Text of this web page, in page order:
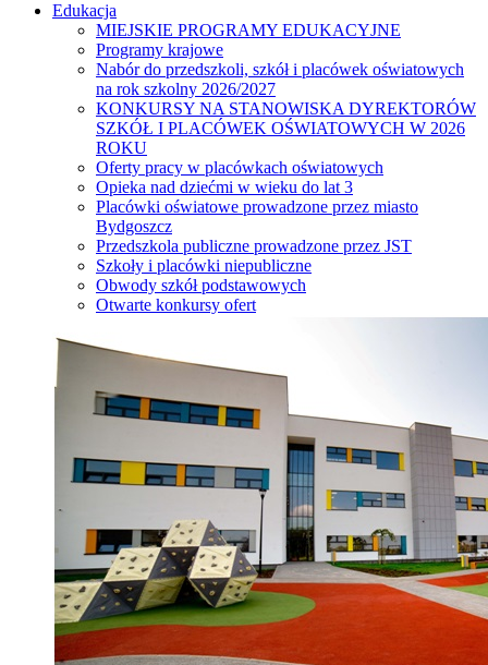
Edukacja
MIEJSKIE PROGRAMY EDUKACYJNE
Programy krajowe
Nabór do przedszkoli, szkół i placówek oświatowych
na rok szkolny 2026/2027
KONKURSY NA STANOWISKA DYREKTORÓW
SZKÓŁ I PLACÓWEK OŚWIATOWYCH W 2026
ROKU
Oferty pracy w placówkach oświatowych
Opieka nad dziećmi w wieku do lat 3
Placówki oświatowe prowadzone przez miasto
Bydgoszcz
Przedszkola publiczne prowadzone przez JST
Szkoły i placówki niepubliczne
Obwody szkół podstawowych
Otwarte konkursy ofert